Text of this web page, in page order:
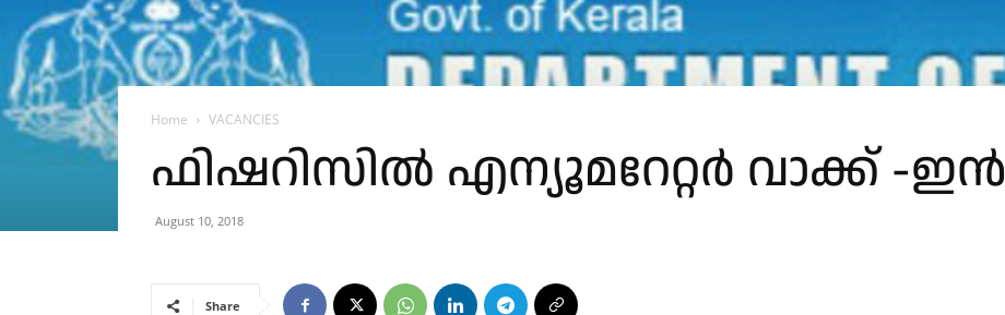
Home VACANCIES
ഫിഷറിസിൽ എന്യൂമറേറ്റർ വാക്ക് -ഇൻ
August 10, 2018
Share